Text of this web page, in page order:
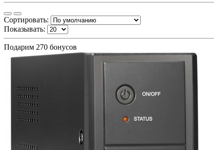
Сортировать:
Показывать:
Подарим 270 бонусов